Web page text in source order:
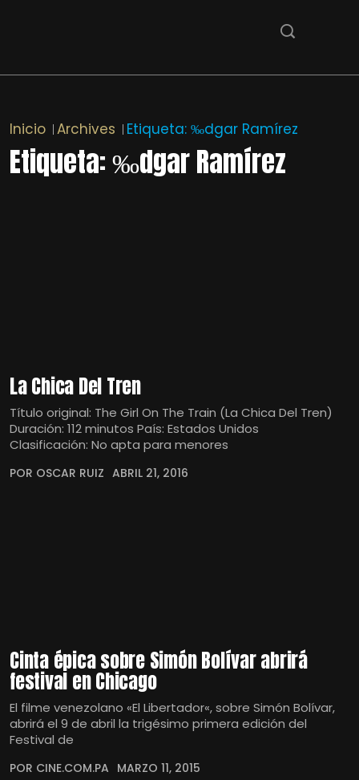
Inicio Archives Etiqueta: ‰dgar Ramírez
Etiqueta:‰dgar Ramírez
La Chica Del Tren
Título original: The Girl On The Train (La Chica Del Tren)
Duración: 112 minutos País: Estados Unidos
Clasificación: No apta para menores
POR OSCAR RUIZ ABRIL 21, 2016
Cinta épica sobre Simón Bolívar abrirá
festival en Chicago
El filme venezolano «El Libertador«, sobre Simón Bolívar,
abrirá el 9 de abril la trigésimo primera edición del
Festival de
POR CINE.COM.PA MARZO 11, 2015